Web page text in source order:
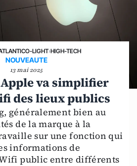
LIGHT›HIGH-TECH
NOUVEAUTE
13 mai 2025
Apple va simplifier
des lieux publics
généralement bien au
de la marque à la
sur une fonction qui
informations de
public entre différents